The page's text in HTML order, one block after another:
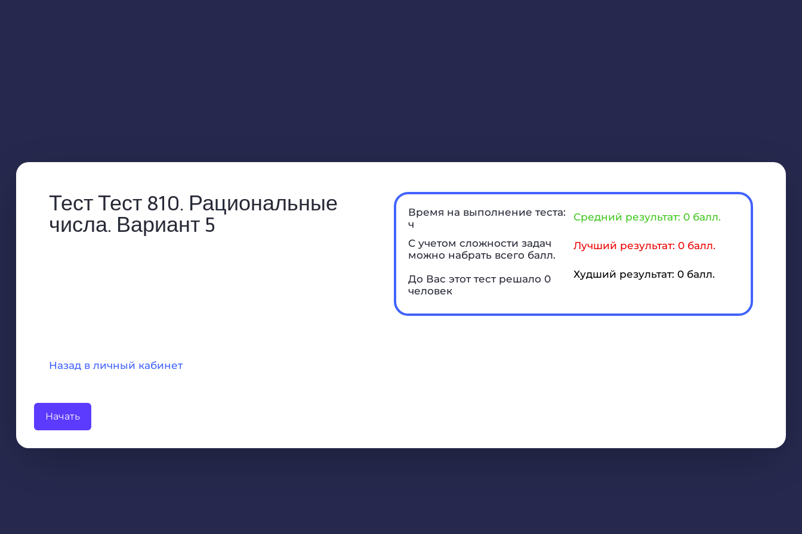
Тест Тест 810. Рациональные
числа. Вариант 5
Время на выполнение теста:
ч
С учетом сложности задач
можно набрать всего балл.
До Вас этот тест решало 0
человек
Средний результат: 0 балл.
Лучший результат: 0 балл.
Худший результат: 0 балл.
Назад в личный кабинет
Начать